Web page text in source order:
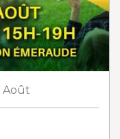
Août